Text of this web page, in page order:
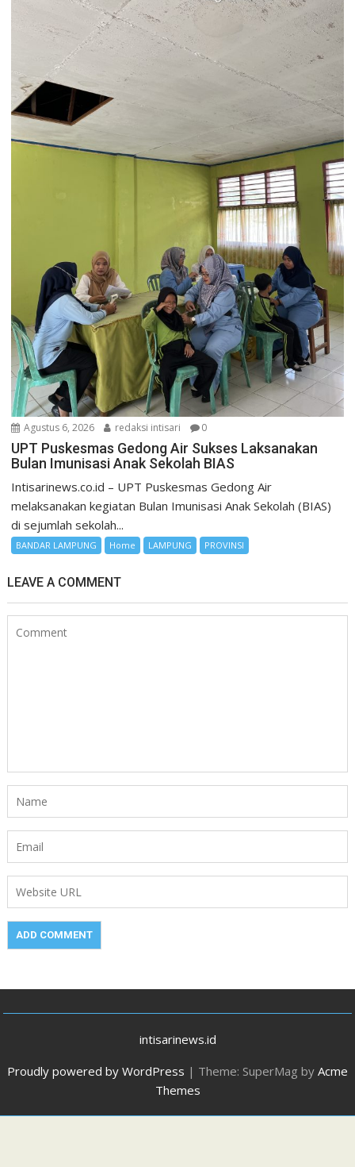
Agustus 6, 2026 redaksi intisari 0
UPT Puskesmas Gedong Air Sukses Laksanakan
Bulan Imunisasi Anak Sekolah BIAS
Intisarinews.co.id – UPT Puskesmas Gedong Air
melaksanakan kegiatan Bulan Imunisasi Anak Sekolah (BIAS)
di sejumlah sekolah...
BANDAR LAMPUNG Home LAMPUNG PROVINSI
LEAVE A COMMENT
intisarinews.id
Proudly powered by WordPress | Theme: SuperMag by Acme
Themes